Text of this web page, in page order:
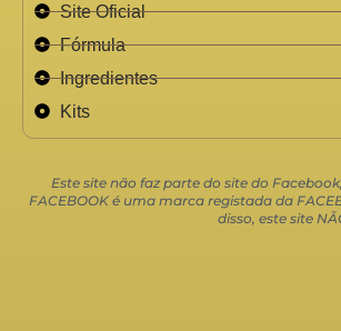
Site Oficial
Fórmula
Ingredientes
Kits
Este site não faz parte do site do
FACEBOOK é uma marca registada da
disso, este site